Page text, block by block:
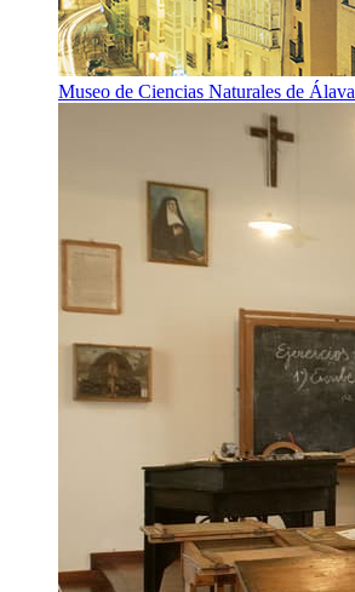
Museo de Ciencias Naturales de Álava